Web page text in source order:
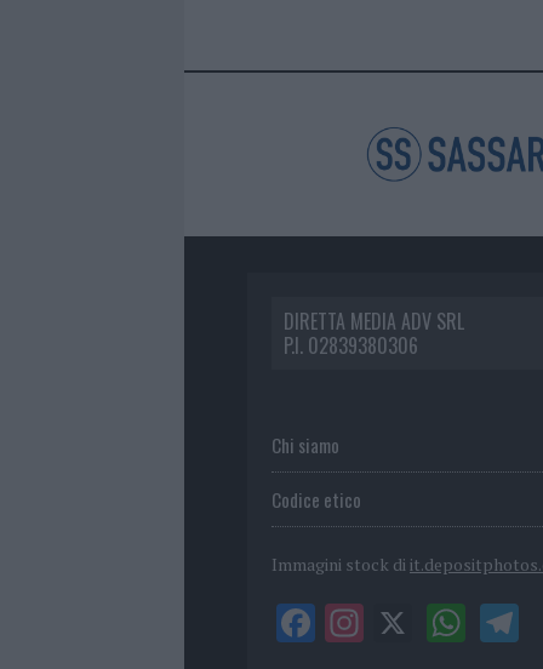
DIRETTA MEDIA ADV SRL
P.I. 02839380306
Chi siamo
Codice etico
Immagini stock di